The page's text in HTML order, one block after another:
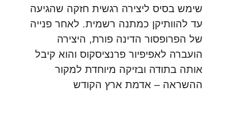
שימש בסיס ליצירה רגשית חזקה שהגיעה
עד להוותיקן כמתנה רשמית. לאחר פנייה
של הפרופסור הדינה פורת, היצירה
הועברה לאפיפיור פרנציסקוס והוא קיבל
אותה בתודה ובזיקה מיוחדת למקור
ההשראה – אדמת ארץ הקודש